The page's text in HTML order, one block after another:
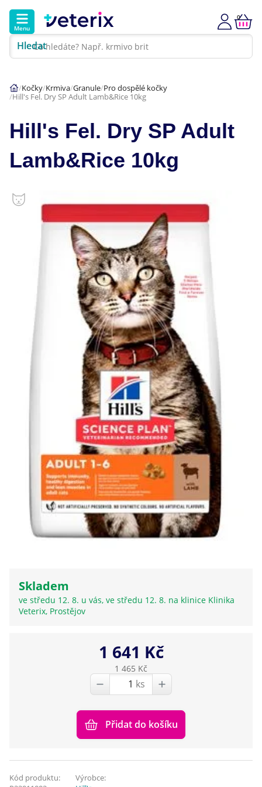
Menu
Hledat
0
Hlavní kategorie
Akce
Kočky
Veterinární diety
Dárkové poukazy
Klinika Veterix
(Po–Pá, 9–19h; So–Ne, 9–14h)
info@veterix.cz
E-shop Veterix
(Po–Pá, 8–15h)
eshop@veterix.cz
Kočky Krmiva Granule Pro dospělé kočky
Hill's Fel. Dry SP Adult Lamb&Rice 10kg
Hill's Fel. Dry SP Adult
Lamb&Rice 10kg
Skladem
ve středu 12. 8. u vás, ve středu 12. 8. na klinice Klinika
Veterix, Prostějov
1 641 Kč
1 465 Kč
ks
Přidat do košíku
Kód produktu:
Výrobce: